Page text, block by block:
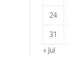
24
31
« Jul